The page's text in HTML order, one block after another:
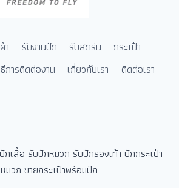
า รับงานปัก รับสกรีน
กระเป๋า
การติดต่องาน เกี่ยวกับเรา ติดต่อเรา
สื้อ รับปักหมวก รับปักรองเท้า ปักกระเป๋า
มวก ขายกระเป๋าพร้อมปัก